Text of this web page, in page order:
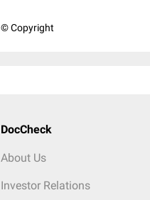
© Copyright
DocCheck
About Us
Investor Relations